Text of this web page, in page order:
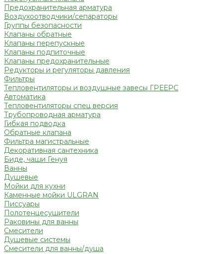
Предохранительная арматура
Воздухоотводчики/сепараторы
Группы безопасности
Клапаны обратные
Клапаны перепускные
Клапаны подпиточные
Клапаны предохранительные
Редукторы и регуляторы давления
Фильтры
Тепловентиляторы и воздушные завесы ГРЕЕРС
Автоматика
Тепловентиляторы спец версия
Трубопроводная арматура
Гибкая подводка
Обратные клапана
Фильтра магистральные
Декоративная сантехника
Биде, чаши Генуя
Ванны
Душевые
Мойки для кухни
Каменные мойки ULGRAN
Писсуары
Полотенцесушители
Раковины для ванны
Смесители
Душевые системы
Смесители для ванны/душа